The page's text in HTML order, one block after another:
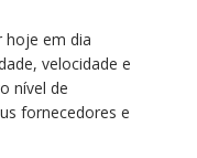
hoje em dia
velocidade e
nível de
fornecedores e